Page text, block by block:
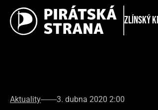
Zlínský
Aktuality 3. dubna 2020 2:00